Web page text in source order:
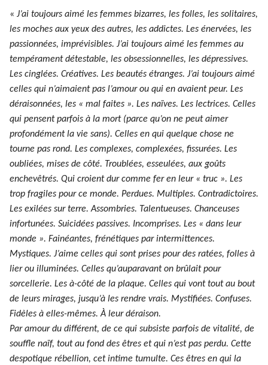
« J’ai toujours aimé les femmes bizarres, les folles, les solitaires,
les moches aux yeux des autres, les addictes. Les énervées, les
passionnées, imprévisibles. J’ai toujours aimé les femmes au
tempérament détestable, les obsessionnelles, les dépressives.
Les cinglées. Créatives. Les beautés étranges. J’ai toujours aimé
celles qui n’aimaient pas l’amour ou qui en avaient peur. Les
déraisonnées, les « mal faites ». Les naïves. Les lectrices. Celles
qui pensent parfois à la mort (parce qu’on ne peut aimer
profondément la vie sans). Celles en qui quelque chose ne
tourne pas rond. Les complexes, complexées, fissurées. Les
oubliées, mises de côté. Troublées, esseulées, aux goûts
enchevêtrés. Qui croient dur comme fer en leur « truc ». Les
trop fragiles pour ce monde. Perdues. Multiples. Contradictoires.
Les exilées sur terre. Assombries. Talentueuses. Chanceuses
infortunées. Suicidées passives. Incomprises. Les « dans leur
monde ». Fainéantes, frénétiques par intermittences.
Mystiques. J’aime celles qui sont prises pour des ratées, folles à
lier ou illuminées. Celles qu’auparavant on brûlait pour
sorcellerie. Les à-côté de la plaque. Celles qui vont tout au bout
de leurs mirages, jusqu’à les rendre vrais. Mystifiées. Confuses.
Fidèles à elles-mêmes. À leur déraison.
Par amour du différent, de ce qui subsiste parfois de vitalité, de
souffle naïf, tout au fond des êtres et qui n’est pas perdu. Cette
despotique rébellion, cet intime tumulte. Ces êtres en qui la